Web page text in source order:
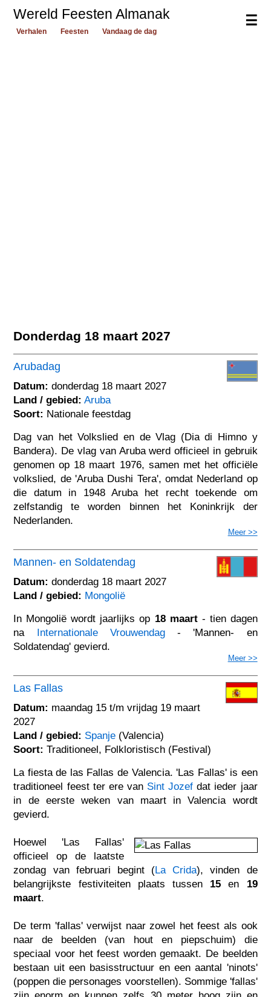
☰
Wereld Feesten Almanak
Verhalen Feesten Vandaag de dag
Donderdag 18 maart 2027
Arubadag
Datum: donderdag 18 maart 2027
Land / gebied: Aruba
Soort: Nationale feestdag
Dag van het Volkslied en de Vlag (Dia di Himno y
Bandera). De vlag van Aruba werd officieel in gebruik
genomen op 18 maart 1976, samen met het officiële
volkslied, de 'Aruba Dushi Tera', omdat Nederland op
die datum in 1948 Aruba het recht toekende om
zelfstandig te worden binnen het Koninkrijk der
Nederlanden.
Meer >>
Mannen- en Soldatendag
Datum: donderdag 18 maart 2027
Land / gebied: Mongolië
In Mongolië wordt jaarlijks op 18 maart- tien dagen
na Internationale Vrouwendag- 'Mannen- en
Soldatendag' gevierd.
Meer >>
Las Fallas
Datum: maandag 15 t/m vrijdag 19 maart
2027
Land / gebied: Spanje (Valencia)
Soort: Traditioneel, Folkloristisch (Festival)
La fiesta de las Fallas de Valencia. 'Las Fallas' is een
traditioneel feest ter ere van Sint Jozef dat ieder jaar
in de eerste weken van maart in Valencia wordt
gevierd.
Hoewel 'Las Fallas'
officieel op de laatste
zondag van februari begint (La Crida), vinden de
belangrijkste festiviteiten plaats tussen 15 en 19
maart.
De term 'fallas' verwijst naar zowel het feest als ook
naar de beelden (van hout en piepschuim) die
speciaal voor het feest worden gemaakt. De beelden
bestaan uit een basisstructuur en een aantal 'ninots'
(poppen die personages voorstellen). Sommige 'fallas'